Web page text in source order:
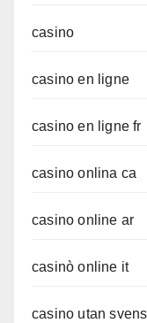
casino
casino en ligne
casino en ligne fr
casino onlina ca
casino online ar
casinò online it
casino utan